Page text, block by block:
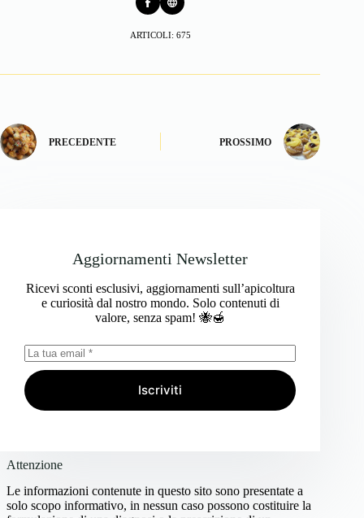
ARTICOLI: 675
PRECEDENTE PROSSIMO
Aggiornamenti Newsletter
Ricevi sconti esclusivi, aggiornamenti sull’apicoltura
e curiosità dal nostro mondo. Solo contenuti di
valore, senza spam! 🐝🍯
Iscriviti
Attenzione
Le informazioni contenute in questo sito sono presentate a
solo scopo informativo, in nessun caso possono costituire la